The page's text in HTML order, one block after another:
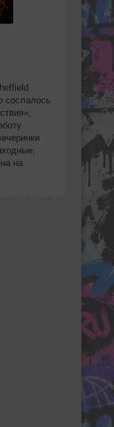
сослалось
на